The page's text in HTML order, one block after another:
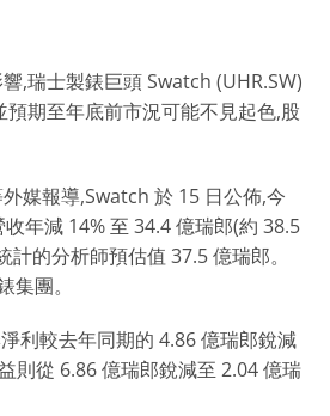
,瑞士製錶巨頭 Swatch (UHR.SW)
期至年底前市況可能不見起色,股
媒報導,Swatch 於 15 日公佈,今
年減 14% 至 34.4 億瑞郎(約 38.5
的分析師預估值 37.5 億瑞郎。
團。
利較去年同期的 4.86 億瑞郎銳減
則從 6.86 億瑞郎銳減至 2.04 億瑞